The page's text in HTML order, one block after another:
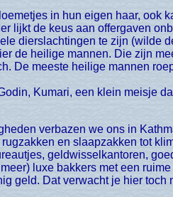
in hun eigen haar, ook
lijkt de keus aan offergaven
dierslachtingen te zijn (wilde
de heilige mannen. Die zijn
De meeste heilige mannen
Kumari, een klein meisje
en slaapzakken tot
geldwisselkantoren,
luxe bakkers met een
geld. Dat verwacht je hier